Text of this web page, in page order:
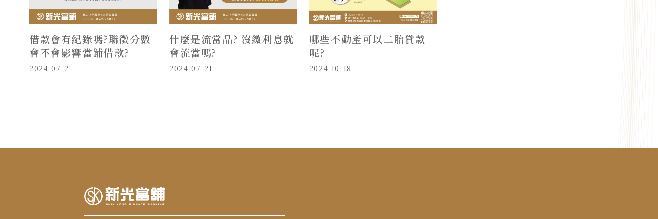
借款會有紀錄嗎?聯徵分數
會不會影響當鋪借款?
2024-07-21
什麼是流當品? 沒繳利息就
會流當嗎?
2024-07-21
哪些不動產可以二胎貸款
呢?
2024-10-18